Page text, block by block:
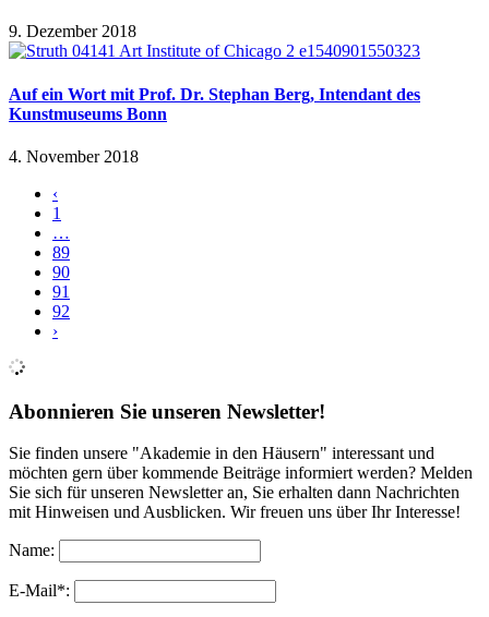
9. Dezember 2018
Auf ein Wort mit Prof. Dr. Stephan Berg, Intendant des
Kunstmuseums Bonn
4. November 2018
‹
1
…
89
90
91
92
›
Abonnieren Sie unseren Newsletter!
Sie finden unsere "Akademie in den Häusern" interessant und
möchten gern über kommende Beiträge informiert werden? Melden
Sie sich für unseren Newsletter an, Sie erhalten dann Nachrichten
mit Hinweisen und Ausblicken. Wir freuen uns über Ihr Interesse!
Name:
E-Mail*: